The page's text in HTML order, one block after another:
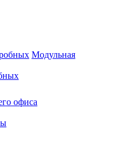
Модульная
офиса